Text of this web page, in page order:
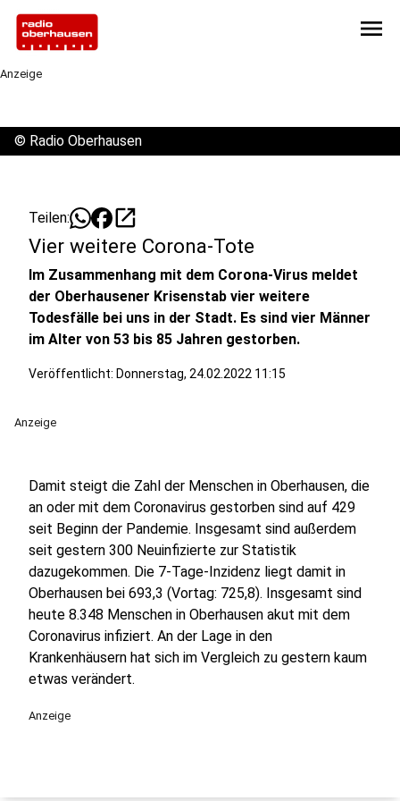
menu
Anzeige
© Radio Oberhausen
Teilen: open_in_new
Vier weitere Corona-Tote
Im Zusammenhang mit dem Corona-Virus meldet
der Oberhausener Krisenstab vier weitere
Todesfälle bei uns in der Stadt. Es sind vier Männer
im Alter von 53 bis 85 Jahren gestorben.
Veröffentlicht: Donnerstag, 24.02.2022 11:15
Anzeige
Damit steigt die Zahl der Menschen in Oberhausen, die
an oder mit dem Coronavirus gestorben sind auf 429
seit Beginn der Pandemie. Insgesamt sind außerdem
seit gestern 300 Neuinfizierte zur Statistik
dazugekommen. Die 7-Tage-Inzidenz liegt damit in
Oberhausen bei 693,3 (Vortag: 725,8). Insgesamt sind
heute 8.348 Menschen in Oberhausen akut mit dem
Coronavirus infiziert. An der Lage in den
Krankenhäusern hat sich im Vergleich zu gestern kaum
etwas verändert.
Anzeige